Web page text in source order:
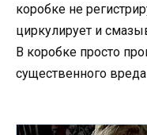
коробке не
циркулирует и
В коробке просто
существенного